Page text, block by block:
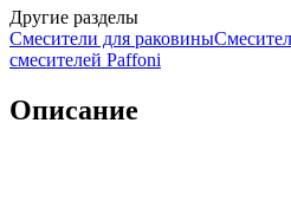
Другие разделы
Смесители для раковины
смесителей Paffoni
Описание